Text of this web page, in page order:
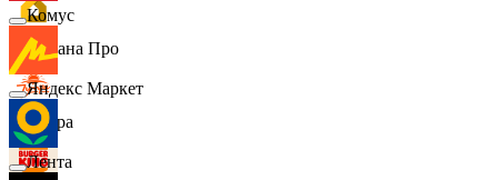
Лемана Про
7 утра
Комус
Яндекс Маркет
Лента